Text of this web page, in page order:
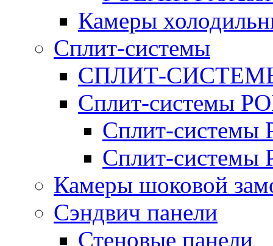
Камеры
Сплит-системы
СПЛИТ-
Сплит-системы
Сплит-системы
Сплит-системы
Камеры шоковой
Сэндвич панели
Стеновые панели